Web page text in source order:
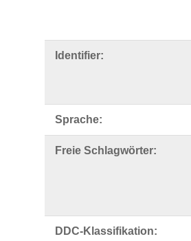
Identifier:
Sprache:
Freie Schlagwörter:
DDC-Klassifikation: